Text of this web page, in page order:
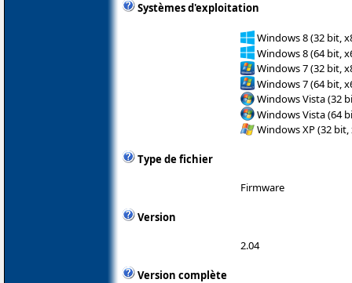
Systèmes d'exploitation
Windows 8 (32 bit,
Windows 8 (64 bit,
Windows 7 (32 bit,
Windows 7 (64 bit,
Windows Vista (32
Windows Vista (64
Windows XP (32 bit,
Type de fichier
Firmware
Version
2.04
Version complète